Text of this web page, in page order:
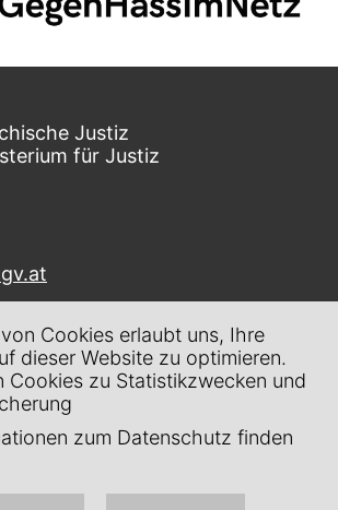
Justiz
für Justiz
7Cookies erlaubt uns, Ihre
dieser Website zu optimieren.
Cookies zu Statistikzwecken und
zum Datenschutz finden